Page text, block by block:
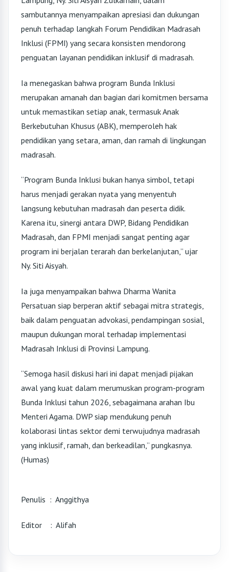
sambutannya menyampaikan apresiasi dan dukungan
penuh terhadap langkah Forum Pendidikan Madrasah
Inklusi (FPMI) yang secara konsisten mendorong
penguatan layanan pendidikan inklusif di madrasah.
Ia menegaskan bahwa program Bunda Inklusi
merupakan amanah dan bagian dari komitmen bersama
untuk memastikan setiap anak, termasuk Anak
Berkebutuhan Khusus (ABK), memperoleh hak
pendidikan yang setara, aman, dan ramah di lingkungan
madrasah.
“Program Bunda Inklusi bukan hanya simbol, tetapi
harus menjadi gerakan nyata yang menyentuh
langsung kebutuhan madrasah dan peserta didik.
Karena itu, sinergi antara DWP, Bidang Pendidikan
Madrasah, dan FPMI menjadi sangat penting agar
program ini berjalan terarah dan berkelanjutan,” ujar
Ny. Siti Aisyah.
Ia juga menyampaikan bahwa Dharma Wanita
Persatuan siap berperan aktif sebagai mitra strategis,
baik dalam penguatan advokasi, pendampingan sosial,
maupun dukungan moral terhadap implementasi
Madrasah Inklusi di Provinsi Lampung.
“Semoga hasil diskusi hari ini dapat menjadi pijakan
awal yang kuat dalam merumuskan program-program
Bunda Inklusi tahun 2026, sebagaimana arahan Ibu
Menteri Agama. DWP siap mendukung penuh
kolaborasi lintas sektor demi terwujudnya madrasah
yang inklusif, ramah, dan berkeadilan,” pungkasnya.
(Humas)
Penulis : Anggithya
Editor : Alifah